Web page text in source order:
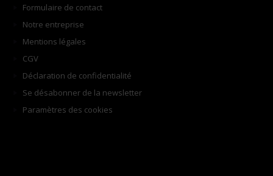
Formulaire de contact
Notre entreprise
Mentions légales
CGV
Déclaration de confidentialité
Se désabonner de la newsletter
Paramètres des cookies